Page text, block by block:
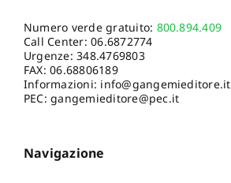
Numero verde gratuito: 800.894.409
Call Center:06.6872774
Urgenze:348.4769803
FAX: 06.68806189
Informazioni: info@gangemieditore.it
PEC: gangemieditore@pec.it
Navigazione